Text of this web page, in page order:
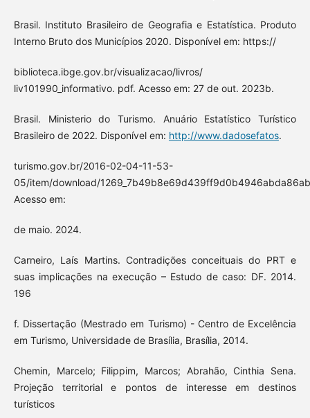
Brasil. Instituto Brasileiro de Geografia e Estatística. Produto
Interno Bruto dos Municípios 2020. Disponível em: https://
biblioteca.ibge.gov.br/visualizacao/livros/
liv101990_informativo. pdf. Acesso em: 27 de out. 2023b.
Brasil. Ministerio do Turismo. Anuário Estatístico Turístico
Brasileiro de 2022. Disponível em: http://www.dadosefatos.
turismo.gov.br/2016-02-04-11-53-
05/item/download/
Acesso em:
de maio. 2024.
Carneiro, Laís Martins. Contradições conceituais do PRT e
suas implicações na execução – Estudo de caso: DF. 2014.
196
f. Dissertação (Mestrado em Turismo) - Centro de Excelência
em Turismo, Universidade de Brasília, Brasília, 2014.
Chemin, Marcelo; Filippim, Marcos; Abrahão, Cinthia Sena.
Projeção territorial e pontos de interesse em destinos
turísticos